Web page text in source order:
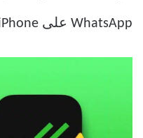
WhatsApp على iPhone وAndroid.